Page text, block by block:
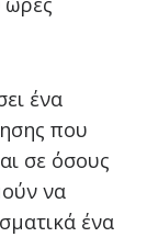
ένα
που
σε όσους
να
ένα